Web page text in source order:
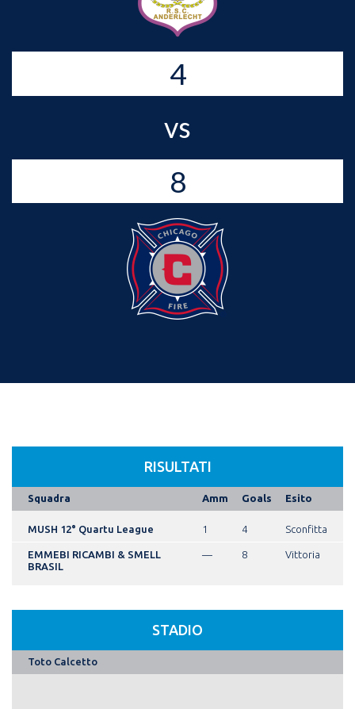
4
vs
8
RISULTATI
Squadra Amm Goals Esito
MUSH 12° Quartu League 1 4 Sconfitta
EMMEBI RICAMBI & SMELL
BRASIL
— 8 Vittoria
STADIO
Toto Calcetto